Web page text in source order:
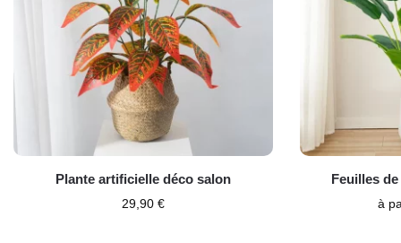
Plante artificielle déco salon
29,90 €
Feuilles
à